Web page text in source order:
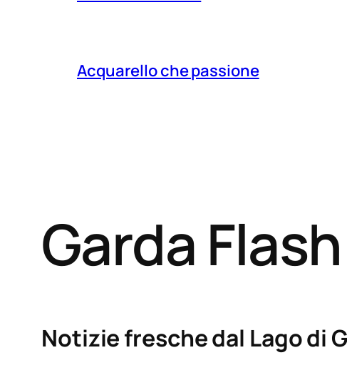
Acquarello che passione
Garda
Notizie fresche dal Lago di